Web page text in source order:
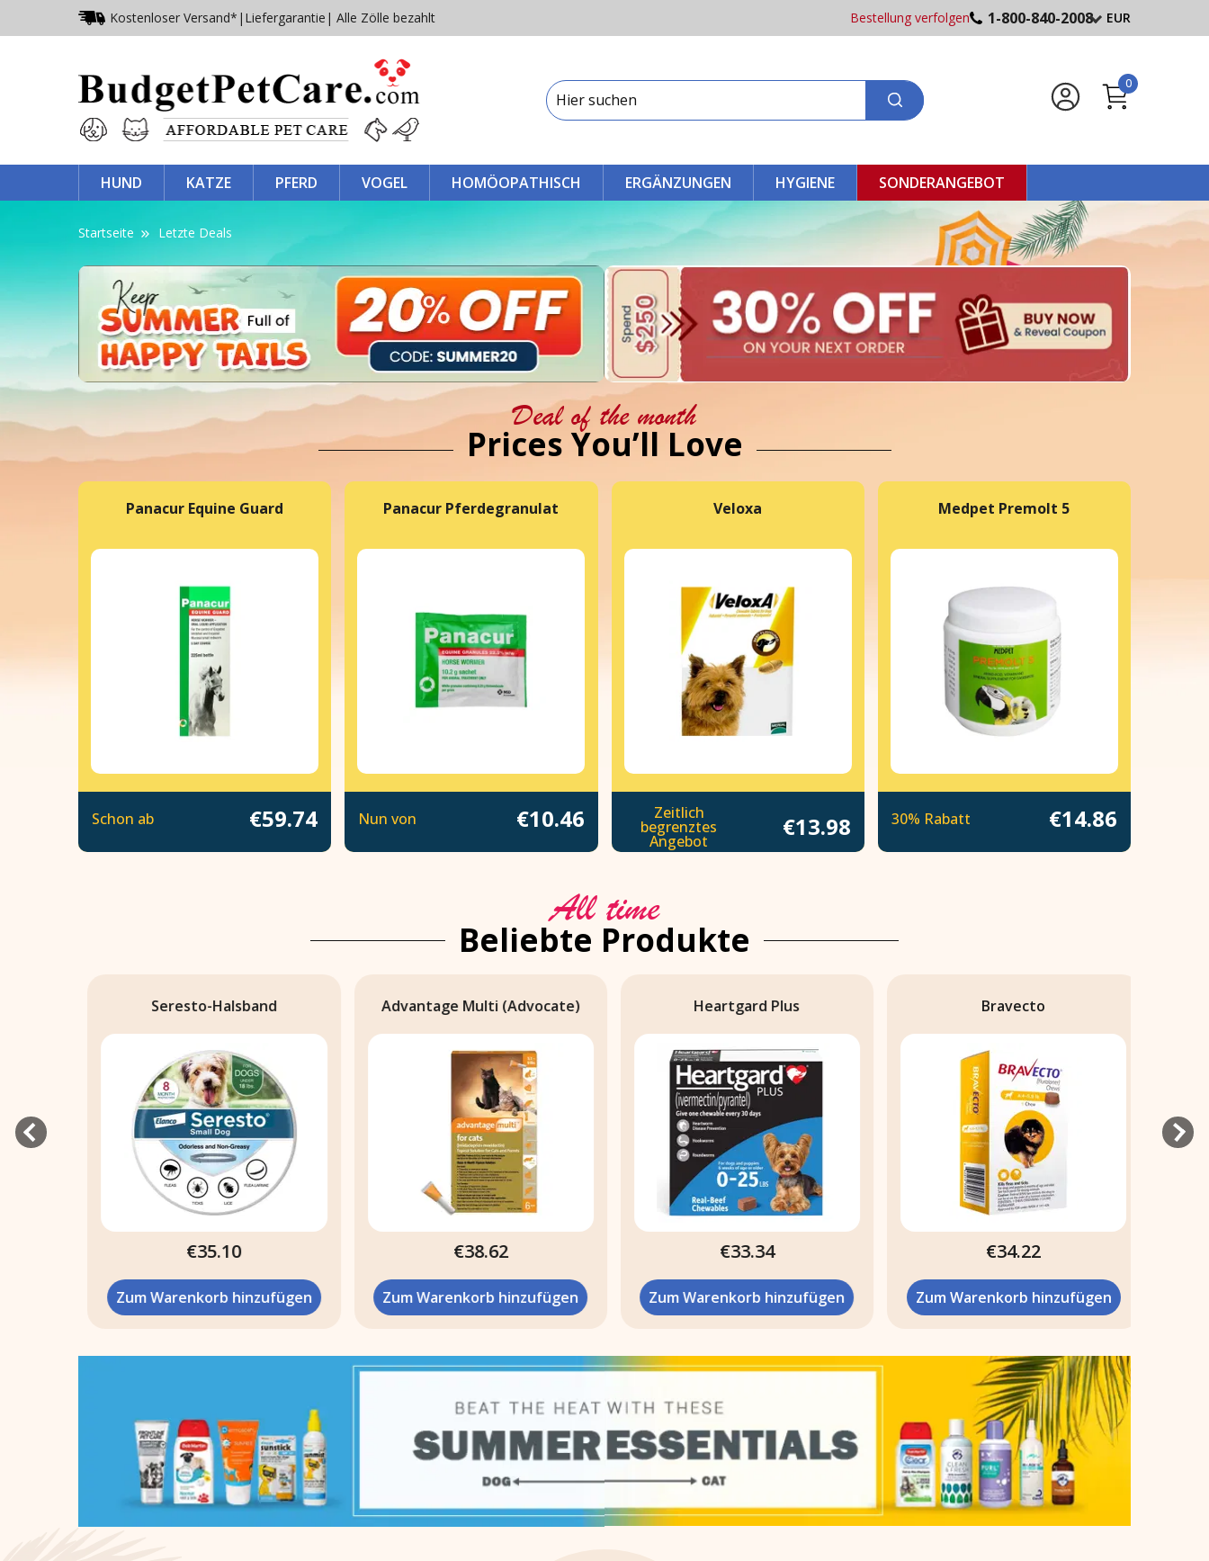
Kostenloser Versand* | Liefergarantie | Alle Zölle bezahlt Bestellung verfolgen 1-800-840-2008 EUR
0
HUND KATZE PFERD VOGEL HOMÖOPATHISCH ERGÄNZUNGEN HYGIENE SONDERANGEBOT
Startseite Letzte Deals
Deal of the month
Prices You’ll Love
Panacur Equine Guard
Schon ab €59.74
Panacur Pferdegranulat
Nun von €10.46
Veloxa
Zeitlich
begrenztes
Angebot €13.98
Medpet Premolt 5
30% Rabatt €14.86
All time
Beliebte Produkte
Seresto-Halsband
€35.10
Zum Warenkorb hinzufügen
Advantage Multi (Advocate)
€38.62
Zum Warenkorb hinzufügen
Heartgard Plus
€33.34
Zum Warenkorb hinzufügen
Bravecto
€34.22
Zum Warenkorb hinzufügen